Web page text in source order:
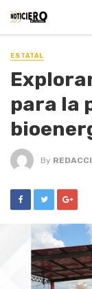
ESTATAL
para la
By